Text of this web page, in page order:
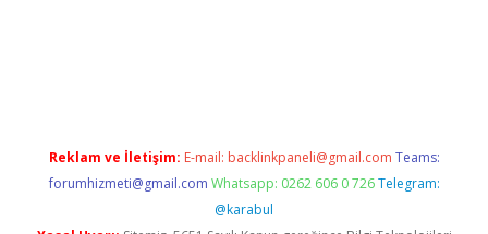
Reklam ve İletişim: E-mail: backlinkpaneli@gmail.com Teams:
forumhizmeti@gmail.com Whatsapp: 0262 606 0 726 Telegram:
@karabul